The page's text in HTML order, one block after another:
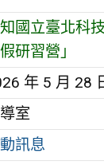
國立臺北科
研習營」
年 5 月 28
室
訊息